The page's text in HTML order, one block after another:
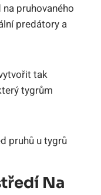
na pruhovaného
predátory a
tak
tygrům
Na